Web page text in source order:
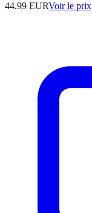
44.99 EURVoir le prix